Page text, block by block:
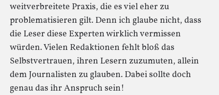
weitverbreitete Praxis, die es viel eher zu
problematisieren gilt. Denn ich glaube nicht, dass
die Leser diese Experten wirklich vermissen
würden. Vielen Redaktionen fehlt bloß das
Selbstvertrauen, ihren Lesern zuzumuten, allein
dem Journalisten zu glauben. Dabei sollte doch
genau das ihr Anspruch sein!